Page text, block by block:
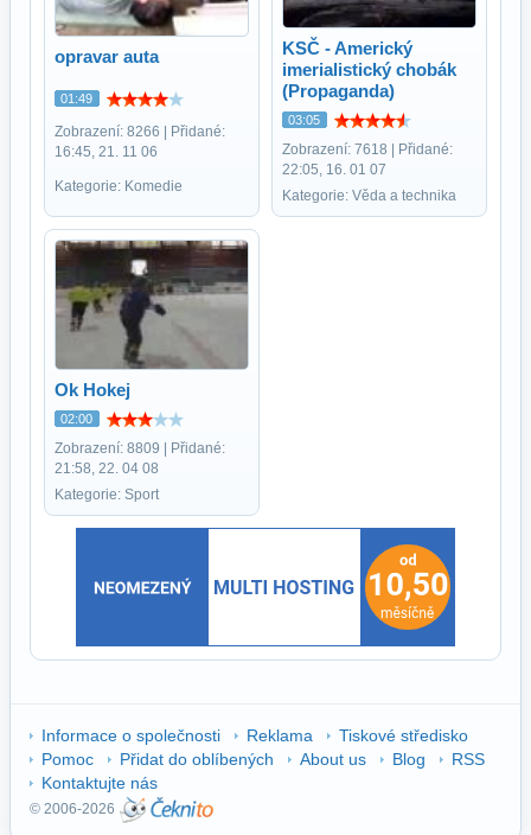
opravar auta
01:49
Zobrazení: 8266 | Přidané:
16:45, 21. 11 06
Kategorie: Komedie
KSČ - Americký
imerialistický chobák
(Propaganda)
03:05
Zobrazení: 7618 | Přidané:
22:05, 16. 01 07
Kategorie: Věda a technika
Ok Hokej
02:00
Zobrazení: 8809 | Přidané:
21:58, 22. 04 08
Kategorie: Sport
Informace o společnosti Reklama
Tiskové středisko
Pomoc
Přidat do oblíbených About us Blog
RSS
Kontaktujte nás
© 2006-2026